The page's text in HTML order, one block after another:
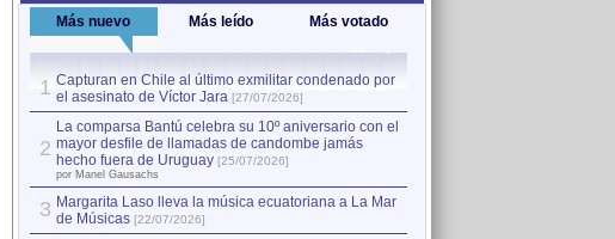
Más nuevo Más leído Más votado
1 Capturan en Chile al último exmilitar condenado por
el asesinato de Víctor Jara [27/07/2026]
2
La comparsa Bantú celebra su 10º aniversario con el
mayor desfile de llamadas de candombe jamás
hecho fuera de Uruguay [25/07/2026]
por Manel Gausachs
3 Margarita Laso lleva la música ecuatoriana a La Mar
de Músicas [22/07/2026]